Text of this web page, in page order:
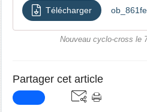
Télécharger
Nouveau cyclo-cross le
Partager cet article